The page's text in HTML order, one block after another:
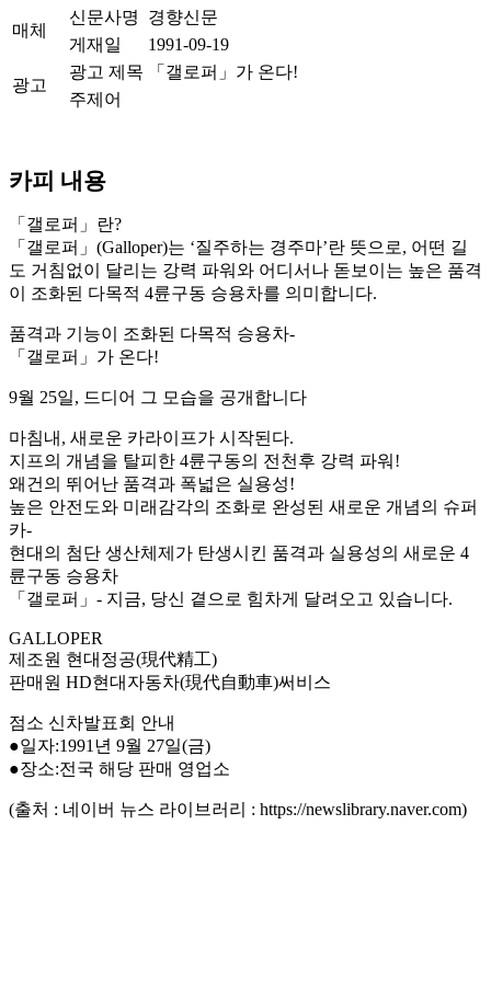
매체
신문사명
경향신문
게재일
1991-09-19
광고
광고 제목
「갤로퍼」가 온다!
주제어
카피 내용
「갤로퍼」란?
「갤로퍼」(Galloper)는 ‘질주하는 경주마’란 뜻으로, 어떤 길
도 거침없이 달리는 강력 파워와 어디서나 돋보이는 높은 품격
이 조화된 다목적 4륜구동 승용차를 의미합니다.
품격과 기능이 조화된 다목적 승용차-
「갤로퍼」가 온다!
9월 25일, 드디어 그 모습을 공개합니다
마침내, 새로운 카라이프가 시작된다.
지프의 개념을 탈피한 4륜구동의 전천후 강력 파워!
왜건의 뛰어난 품격과 폭넓은 실용성!
높은 안전도와 미래감각의 조화로 완성된 새로운 개념의 슈퍼
카-
현대의 첨단 생산체제가 탄생시킨 품격과 실용성의 새로운 4
륜구동 승용차
「갤로퍼」- 지금, 당신 곁으로 힘차게 달려오고 있습니다.
GALLOPER
제조원 현대정공(現代精工)
판매원 HD현대자동차(現代自動車)써비스
점소 신차발표회 안내
●일자:1991년 9월 27일(금)
●장소:전국 해당 판매 영업소
(출처 : 네이버 뉴스 라이브러리 : https://newslibrary.naver.com)